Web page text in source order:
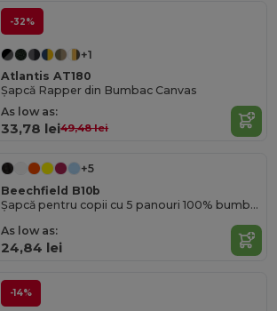
-32%
+1
Atlantis AT180
Șapcă Rapper din Bumbac Canvas
As low as:
33,78 lei49,48 lei
+5
Beechfield B10b
Șapcă pentru copii cu 5 panouri 100% bumbac
As low as:
24,84 lei
-14%